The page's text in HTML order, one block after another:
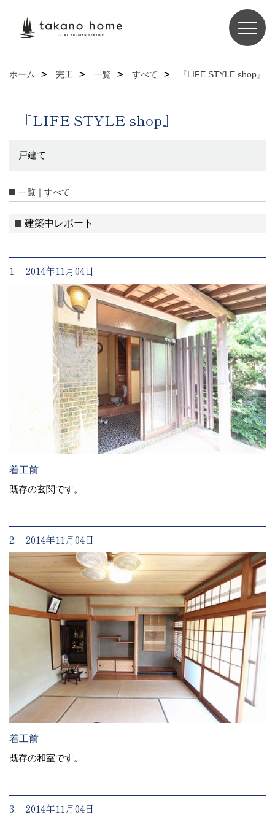
ホーム 完工 一覧 すべて 『LIFE STYLE shop』
『LIFE STYLE shop』
戸建て
一覧｜すべて
建築中レポート
1. 2014年11月04日
着工前
既存の玄関です。
2. 2014年11月04日
着工前
既存の和室です。
3. 2014年11月04日